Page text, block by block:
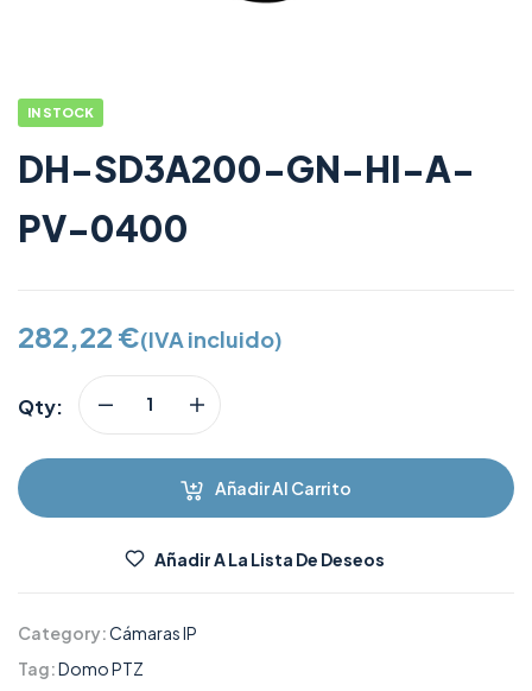
IN STOCK
DH-SD3A200-GN-HI-A-
PV-0400
282,22 €(IVA incluido)
Qty:
Añadir Al Carrito
Añadir A La Lista De Deseos
Category:Cámaras IP
Tag:Domo PTZ